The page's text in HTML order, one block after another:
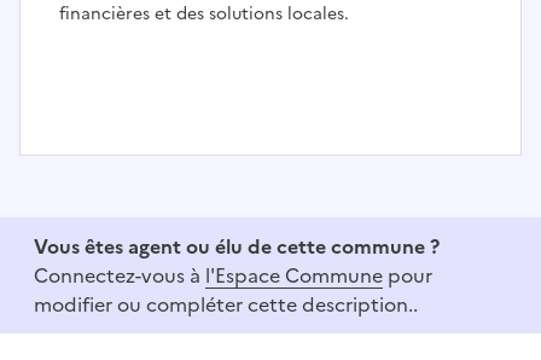
financières et des solutions locales.
f
Vous êtes agent ou élu de cette commune ?
Connectez-vous à l'Espace Commune pour
modifier ou compléter cette description..